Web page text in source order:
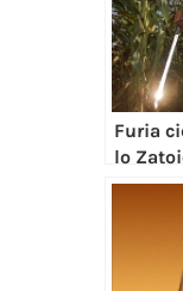
Furia
lo